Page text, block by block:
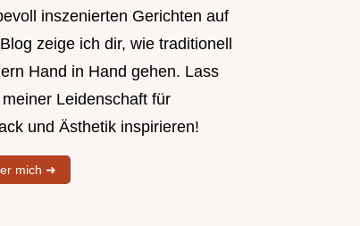
inszenierten Gerichten auf
zeige ich dir, wie traditionell
Hand in Hand gehen. Lass
Leidenschaft für
und Ästhetik inspirieren!
mich ➜